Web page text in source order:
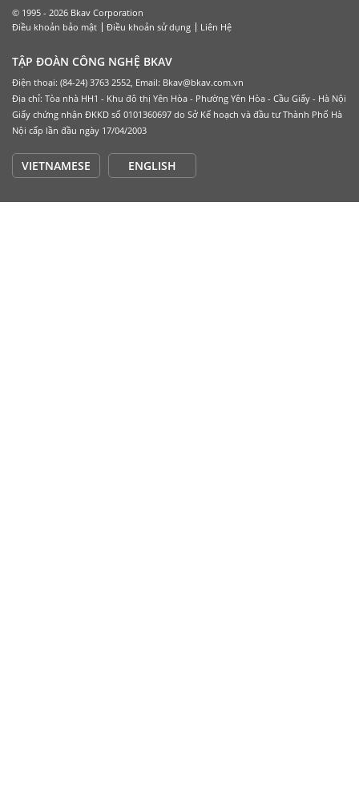
© 1995 - 2026 Bkav Corporation
Điều khoản bảo mật
Điều khoản sử dụng Liên Hệ
TẬP ĐOÀN CÔNG NGHỆ BKAV
Điện thoại: (84-24) 3763 2552, Email: Bkav@bkav.com.vn
Địa chỉ: Tòa nhà HH1 - Khu đô thị Yên Hòa - Phường Yên Hòa - Cầu Giấy - Hà Nội
Giấy chứng nhận ĐKKD số 0101360697 do Sở Kế hoạch và đầu tư Thành Phố Hà
Nội cấp lần đầu ngày 17/04/2003
VIETNAMESE ENGLISH